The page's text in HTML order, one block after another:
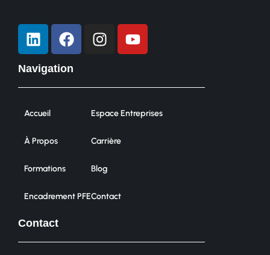
Navigation
Accueil
À Propos
Formations
Encadrement PFE
Espace Entreprises
Carrière
Blog
Contact
Contact